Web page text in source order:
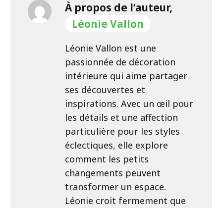
À propos de l’auteur,
Léonie Vallon
Léonie Vallon est une
passionnée de décoration
intérieure qui aime partager
ses découvertes et
inspirations. Avec un œil pour
les détails et une affection
particulière pour les styles
éclectiques, elle explore
comment les petits
changements peuvent
transformer un espace.
Léonie croit fermement que